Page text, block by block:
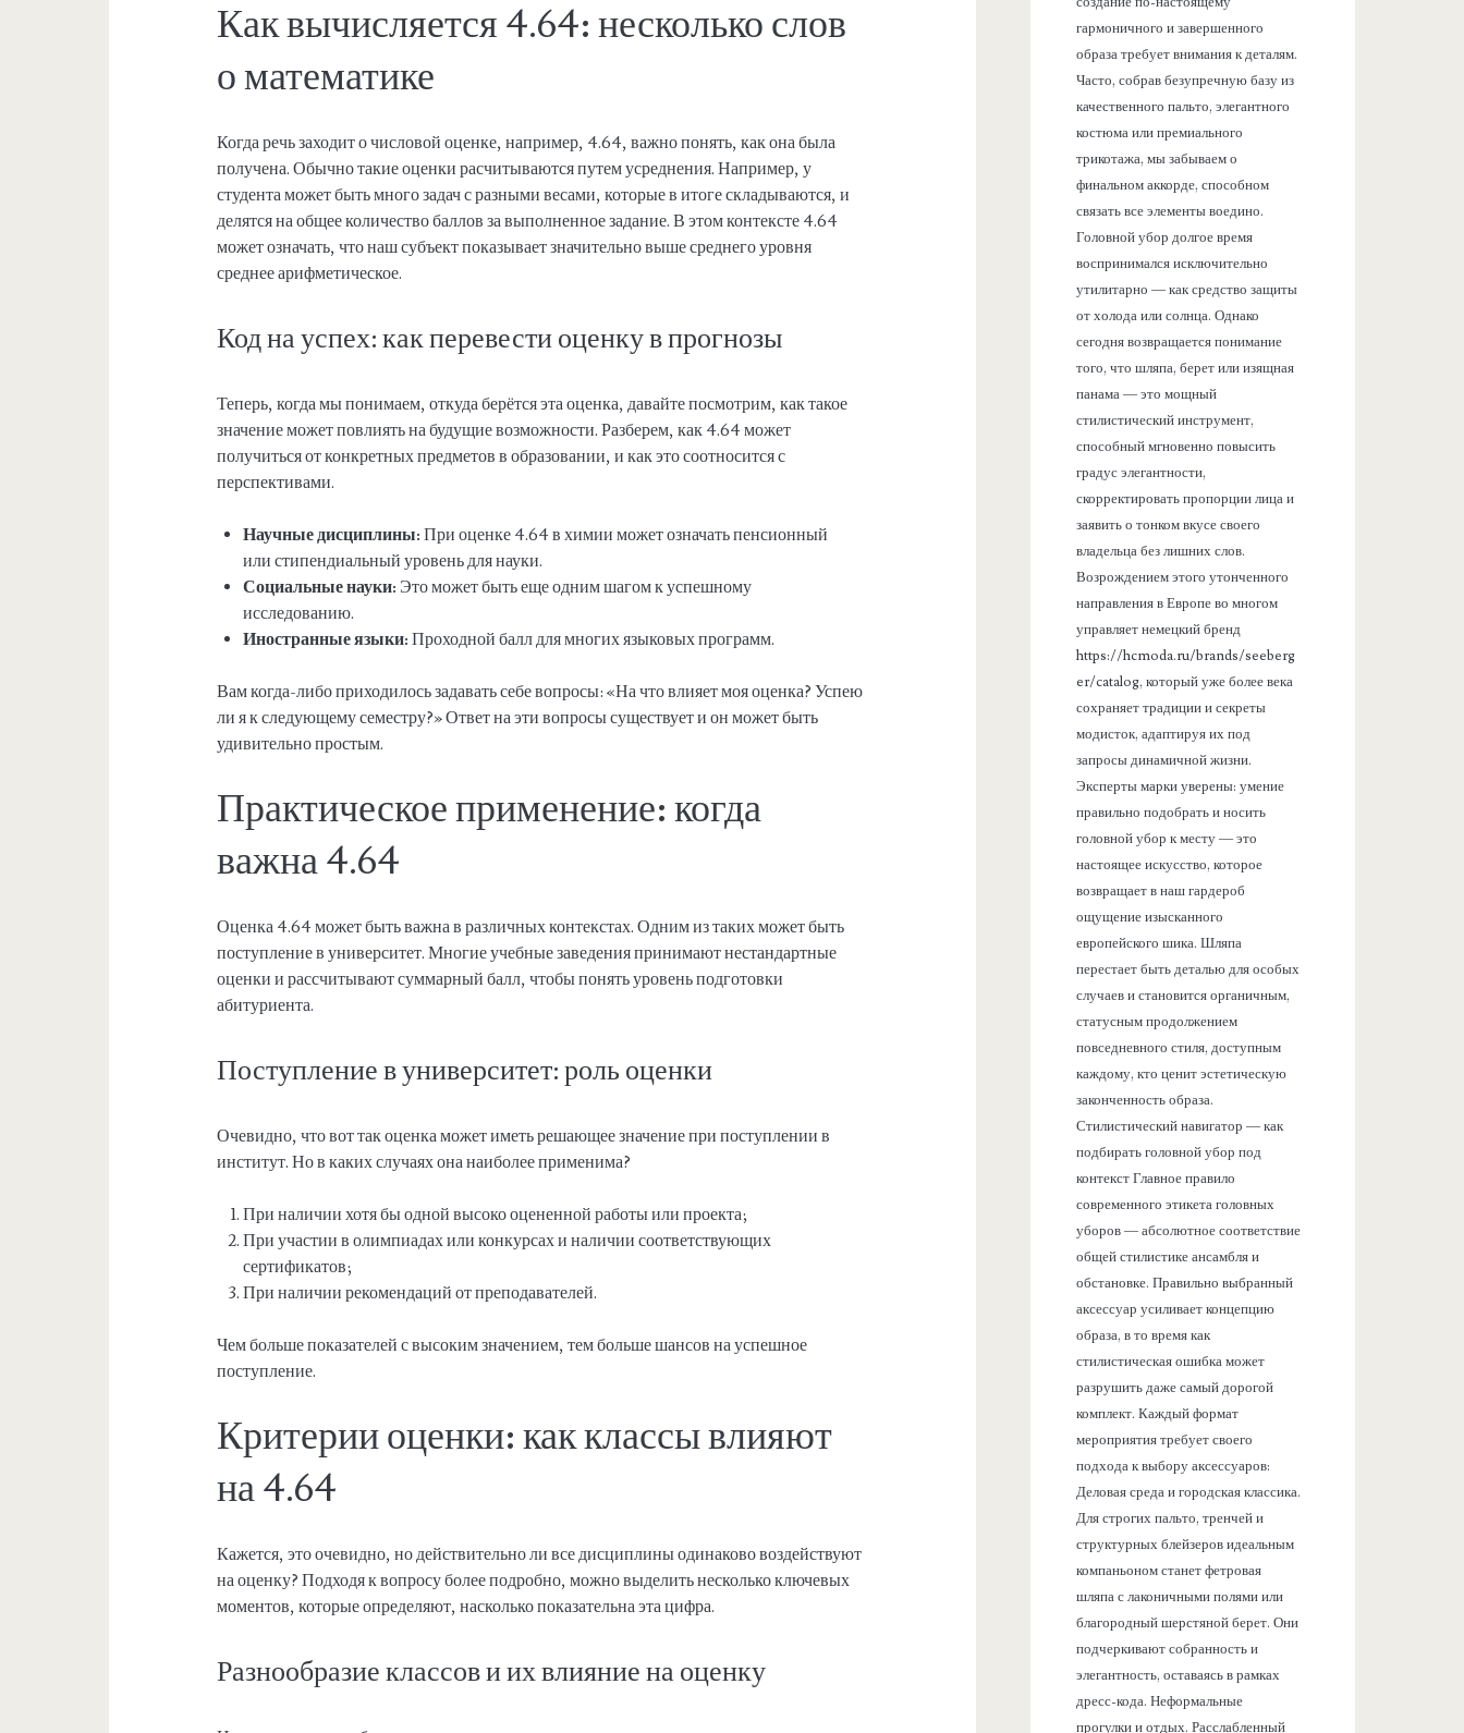
Как вычисляется 4.64: несколько слов
о математике
Когда речь заходит о числовой оценке, например, 4.64, важно понять, как она была
получена. Обычно такие оценки расчитываются путем усреднения. Например, у
студента может быть много задач с разными весами, которые в итоге складываются, и
делятся на общее количество баллов за выполненное задание. В этом контексте 4.64
может означать, что наш субъект показывает значительно выше среднего уровня
среднее арифметическое.
Код на успех: как перевести оценку в прогнозы
Теперь, когда мы понимаем, откуда берётся эта оценка, давайте посмотрим, как такое
значение может повлиять на будущие возможности. Разберем, как 4.64 может
получиться от конкретных предметов в образовании, и как это соотносится с
перспективами.
Научные дисциплины: При оценке 4.64 в химии может означать пенсионный
или стипендиальный уровень для науки.
Социальные науки: Это может быть еще одним шагом к успешному
исследованию.
Иностранные языки: Проходной балл для многих языковых программ.
Вам когда-либо приходилось задавать себе вопросы: «На что влияет моя оценка? Успею
ли я к следующему семестру?» Ответ на эти вопросы существует и он может быть
удивительно простым.
Практическое применение: когда
важна 4.64
Оценка 4.64 может быть важна в различных контекстах. Одним из таких может быть
поступление в университет. Многие учебные заведения принимают нестандартные
оценки и рассчитывают суммарный балл, чтобы понять уровень подготовки
абитуриента.
Поступление в университет: роль оценки
Очевидно, что вот так оценка может иметь решающее значение при поступлении в
институт. Но в каких случаях она наиболее применима?
При наличии хотя бы одной высоко оцененной работы или проекта;
При участии в олимпиадах или конкурсах и наличии соответствующих
сертификатов;
При наличии рекомендаций от преподавателей.
Чем больше показателей с высоким значением, тем больше шансов на успешное
поступление.
Критерии оценки: как классы влияют
на 4.64
Кажется, это очевидно, но действительно ли все дисциплины одинаково воздействуют
на оценку? Подходя к вопросу более подробно, можно выделить несколько ключевых
моментов, которые определяют, насколько показательна эта цифра.
Разнообразие классов и их влияние на оценку
гармоничного и завершенного
образа требует внимания к деталям.
Часто, собрав безупречную базу из
качественного пальто, элегантного
костюма или премиального
трикотажа, мы забываем о
финальном аккорде, способном
связать все элементы воедино.
Головной убор долгое время
воспринимался исключительно
утилитарно — как средство защиты
от холода или солнца. Однако
сегодня возвращается понимание
того, что шляпа, берет или изящная
панама — это мощный
стилистический инструмент,
способный мгновенно повысить
градус элегантности,
скорректировать пропорции лица и
заявить о тонком вкусе своего
владельца без лишних слов.
Возрождением этого утонченного
направления в Европе во многом
управляет немецкий бренд
https://hcmoda.ru/brands/seeberg
er/catalog, который уже более века
сохраняет традиции и секреты
модисток, адаптируя их под
запросы динамичной жизни.
Эксперты марки уверены: умение
правильно подобрать и носить
головной убор к месту — это
настоящее искусство, которое
возвращает в наш гардероб
ощущение изысканного
европейского шика. Шляпа
перестает быть деталью для особых
случаев и становится органичным,
статусным продолжением
повседневного стиля, доступным
каждому, кто ценит эстетическую
законченность образа.
Стилистический навигатор — как
подбирать головной убор под
контекст Главное правило
современного этикета головных
уборов — абсолютное соответствие
общей стилистике ансамбля и
обстановке. Правильно выбранный
аксессуар усиливает концепцию
образа, в то время как
стилистическая ошибка может
разрушить даже самый дорогой
комплект. Каждый формат
мероприятия требует своего
подхода к выбору аксессуаров:
Деловая среда и городская классика.
Для строгих пальто, тренчей и
структурных блейзеров идеальным
компаньоном станет фетровая
шляпа с лаконичными полями или
благородный шерстяной берет. Они
подчеркивают собранность и
элегантность, оставаясь в рамках
дресс-кода. Неформальные
прогулки и отдых. Расслабленный